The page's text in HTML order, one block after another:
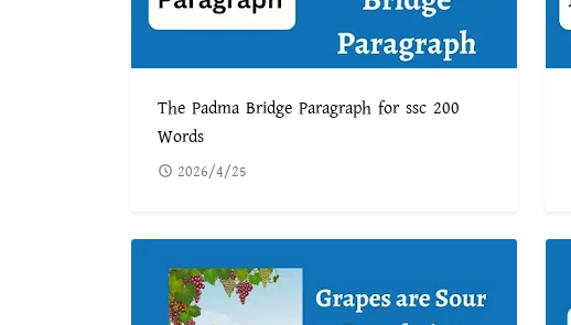
The Padma Bridge Paragraph for ssc 200
Words
2026/4/25